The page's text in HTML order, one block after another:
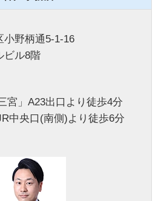
小野柄通5-1-16
ビル8階
宮」A23出口より徒歩4分
中央口(南側)より徒歩6分